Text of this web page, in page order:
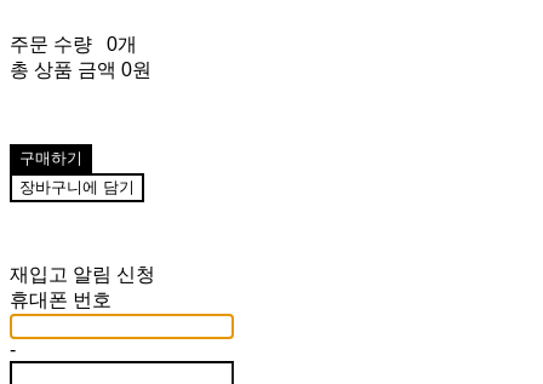
주문 수량
0개
총 상품 금액 0원
구매하기
장바구니에 담기
재입고 알림 신청
휴대폰 번호
-